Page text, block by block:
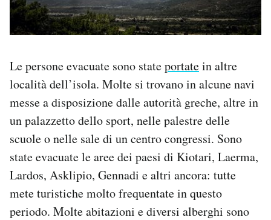
Le persone evacuate sono stateportatein altre
località dell’isola. Molte si trovano in alcune navi
messe a disposizione dalle autorità greche, altre in
un palazzetto dello sport, nelle palestre delle
scuole o nelle sale di un centro congressi. Sono
state evacuate le aree dei paesi di Kiotari, Laerma,
Lardos, Asklipio, Gennadi e altri ancora: tutte
mete turistiche molto frequentate in questo
periodo. Molte abitazioni e diversi alberghi sono